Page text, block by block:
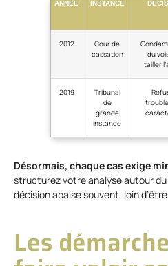
ANNÉE INSTANCE
2012
Cour de
cassation
du
tailler
2019
Tribunal
de
grande
instance
Désormais, chaque cas exige
structurez votre analyse autour
décision apaise souvent, loin
Les